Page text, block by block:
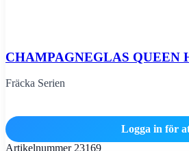
CHAMPAGNEGLAS QUEEN
Fräcka Serien
Logga in för
Artikelnummer 23169